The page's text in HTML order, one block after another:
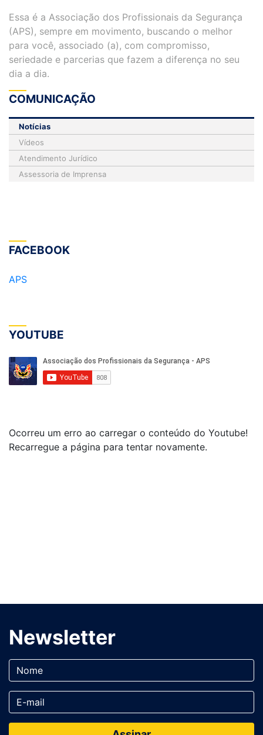
Essa é a Associação dos Profissionais da Segurança
(APS), sempre em movimento, buscando o melhor
para você, associado (a), com compromisso,
seriedade e parcerias que fazem a diferença no seu
dia a dia.
COMUNICAÇÃO
Notícias
Vídeos
Atendimento Jurídico
Assessoria de Imprensa
FACEBOOK
APS
YOUTUBE
Ocorreu um erro ao carregar o conteúdo do Youtube!
Recarregue a página para tentar novamente.
Newsletter